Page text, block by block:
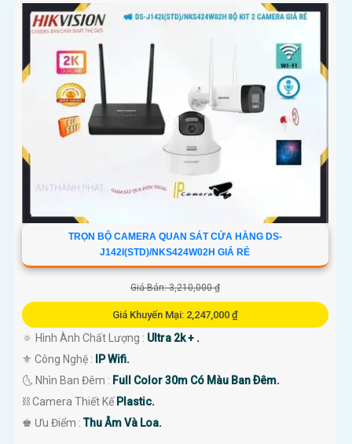
giúp bạn dễ dàng cài đặt và vận hành mà không cần kỹ năng chuyên
Nơi mua Camera Hikvision giá rẻ
Nếu bạn quan tâm đến việc lắp Camera Hikvision với giá ưu đãi, hãy đến
ngay cửa hàng chuyên cung cấp sản phẩm an ninh uy tín. Với đội ngũ
nhân viên chuyên nghiệp, bạn sẽ được tư vấn cụ thể về sản phẩm phù
hợp với nhu cầu của mình.
Kết luận
Camera Hikvision không chỉ mang đến sự an toàn và bảo vệ cho ngôi
nhà hoặc doanh nghiệp của bạn, mà còn là lựa chọn thông minh với giá
cả phải chăng và hình ảnh chất lượng sắc nét. Hãy đầu tư vào an ninh và
yên tâm hơn với Camera Hikvision!
hàng quan tâm đến sản phẩm Camera Hikvision giá rẻ và chất lượng.
TRỌN BỘ CAMERA QUAN SÁT CỬA HÀNG DS-
J142I(STD)/NKS424W02H GIÁ RẺ
Giá Bán: 3,210,000 ₫
Giá Khuyến Mại: 2,247,000 ₫
🔅 Hình Ành Chất Lượng : Ultra 2k + .
⚜️ Công Nghệ :
IP Wifi.
🌜 Nhìn Ban Đêm : Full Color 30m Có Màu Ban Ðêm.
⛓ Camera Thiết Kế Plastic.
️♚ Ưu Điểm :Thu Âm Và Loa.